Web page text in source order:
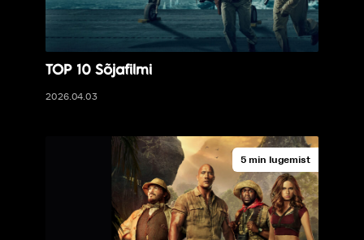
TOP 10 Sõjafilmi
2026.04.03
5 min lugemist